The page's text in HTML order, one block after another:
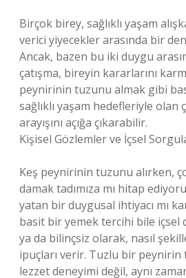
Birçok birey, sağlıklı yaşam
verici yiyecekler arasında bir
Ancak, bazen bu iki duygu
çatışma, bireyin kararlarını
peynirinin tuzunu almak gibi
sağlıklı yaşam hedefleriyle olan
arayışını açığa çıkarabilir.
Kişisel Gözlemler ve İçsel
Keş peynirinin tuzunu alırken,
damak tadımıza mı hitap
yatan bir duygusal ihtiyacı mı
basit bir yemek tercihi bile içsel
ya da bilinçsiz olarak, nasıl
ipuçları verir. Tuzlu bir peynirin
lezzet deneyimi değil, aynı